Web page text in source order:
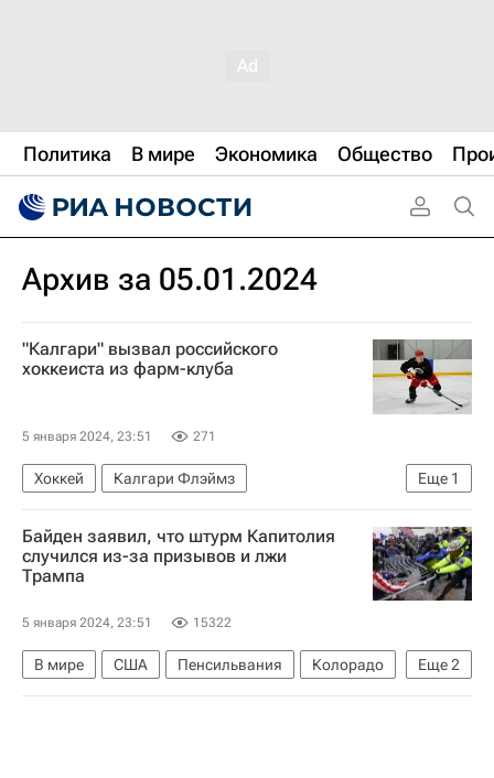
Политика В мире Экономика Общество
Архив за 05.01.2024
"Калгари" вызвал российского
хоккеиста из фарм-клуба
5 января 2024, 23:51 271
Еще 1
Хоккей
Калгари Флэймз
Национальная хоккейная лига (НХЛ)
Байден заявил, что штурм Капитолия
случился из-за призывов и лжи
Трампа
5 января 2024, 23:51 15322
Еще2
В мире США Пенсильвания
Колорадо
Джо Байден
Дональд Трамп